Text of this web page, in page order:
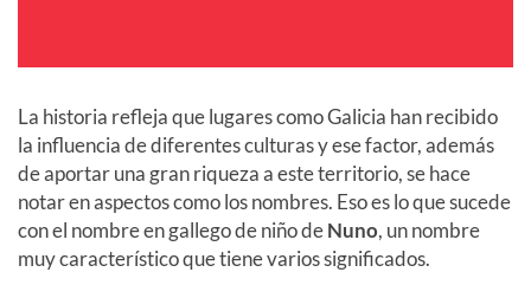
La historia refleja que lugares como Galicia han recibido
la influencia de diferentes culturas y ese factor, además
de aportar una gran riqueza a este territorio, se hace
notar en aspectos como los nombres. Eso es lo que sucede
con el nombre en gallego de niño deNuno, un nombre
muy característico que tiene varios significados.